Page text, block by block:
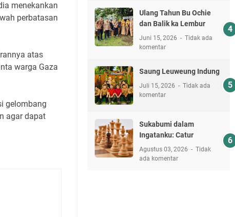
menekankan
perbatasan
atas
warga Gaza
gelombang
agar dapat
Ulang Tahun Bu Ochie
dan Balik ka Lembur
Juni 15, 2026
Tidak ada
komentar
Saung Leuweung Indung
Juli 15, 2026
Tidak ada
komentar
Sukabumi dalam
Ingatanku: Catur
Agustus 03, 2026
Tidak
ada komentar